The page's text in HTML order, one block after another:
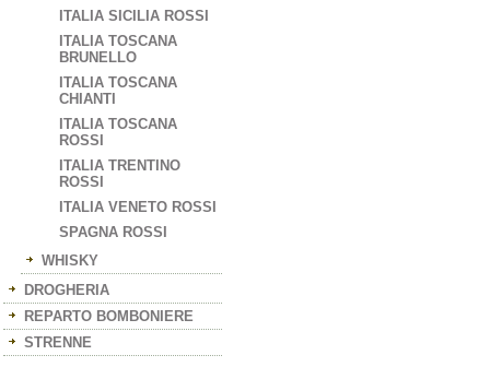
ITALIA SICILIA ROSSI
ITALIA TOSCANA
BRUNELLO
ITALIA TOSCANA
CHIANTI
ITALIA TOSCANA
ROSSI
ITALIA TRENTINO
ROSSI
ITALIA VENETO ROSSI
SPAGNA ROSSI
WHISKY
DROGHERIA
REPARTO BOMBONIERE
STRENNE